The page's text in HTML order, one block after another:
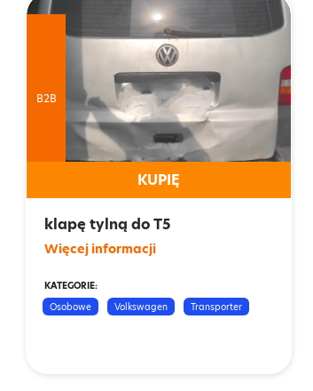
B2B
KUPIĘ
klapę tylną do T5
Więcej informacji
KATEGORIE:
Osobowe
Volkswagen Transporter